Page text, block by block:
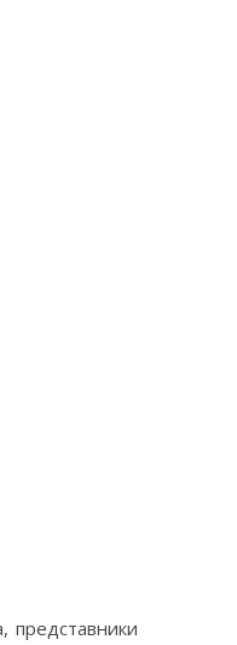
представники